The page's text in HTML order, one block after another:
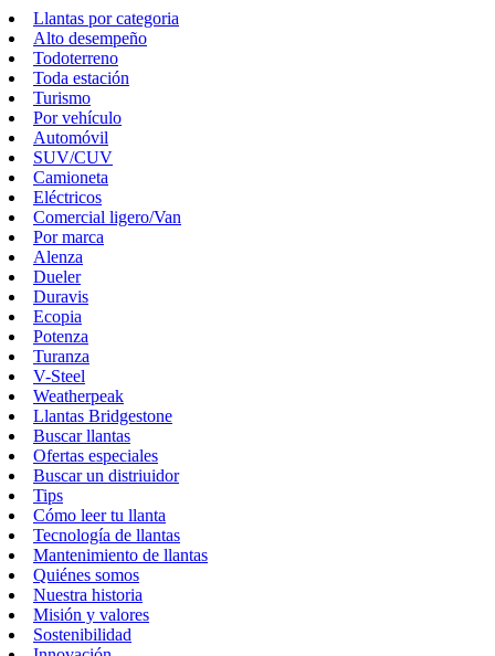
Llantas por categoria
Alto desempeño
Todoterreno
Toda estación
Turismo
Por vehículo
Automóvil
SUV/CUV
Camioneta
Eléctricos
Comercial ligero/Van
Por marca
Alenza
Dueler
Duravis
Ecopia
Potenza
Turanza
V-Steel
Weatherpeak
Llantas Bridgestone
Buscar llantas
Ofertas especiales
Buscar un distriuidor
Tips
Cómo leer tu llanta
Tecnología de llantas
Mantenimiento de llantas
Quiénes somos
Nuestra historia
Misión y valores
Sostenibilidad